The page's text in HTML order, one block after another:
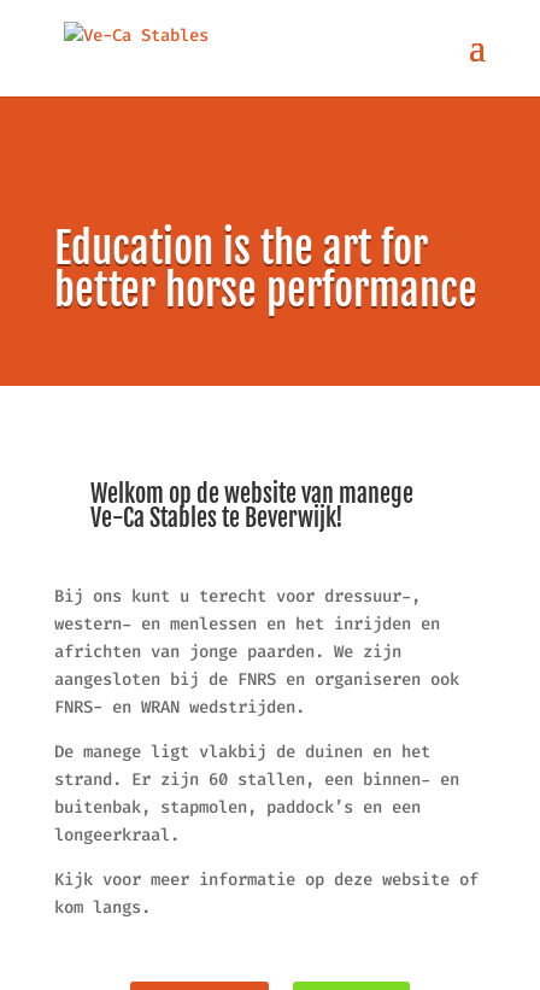
Education is the art for
better horse performance
Welkom op de website van manege
Ve-Ca Stables te Beverwijk!
Bij ons kunt u terecht voor dressuur-,
western- en menlessen en het inrijden en
africhten van jonge paarden. We zijn
aangesloten bij de FNRS en organiseren ook
FNRS- en WRAN wedstrijden.
De manege ligt vlakbij de duinen en het
strand. Er zijn 60 stallen, een binnen- en
buitenbak, stapmolen, paddock’s en een
longeerkraal.
Kijk voor meer informatie op deze website of
kom langs.